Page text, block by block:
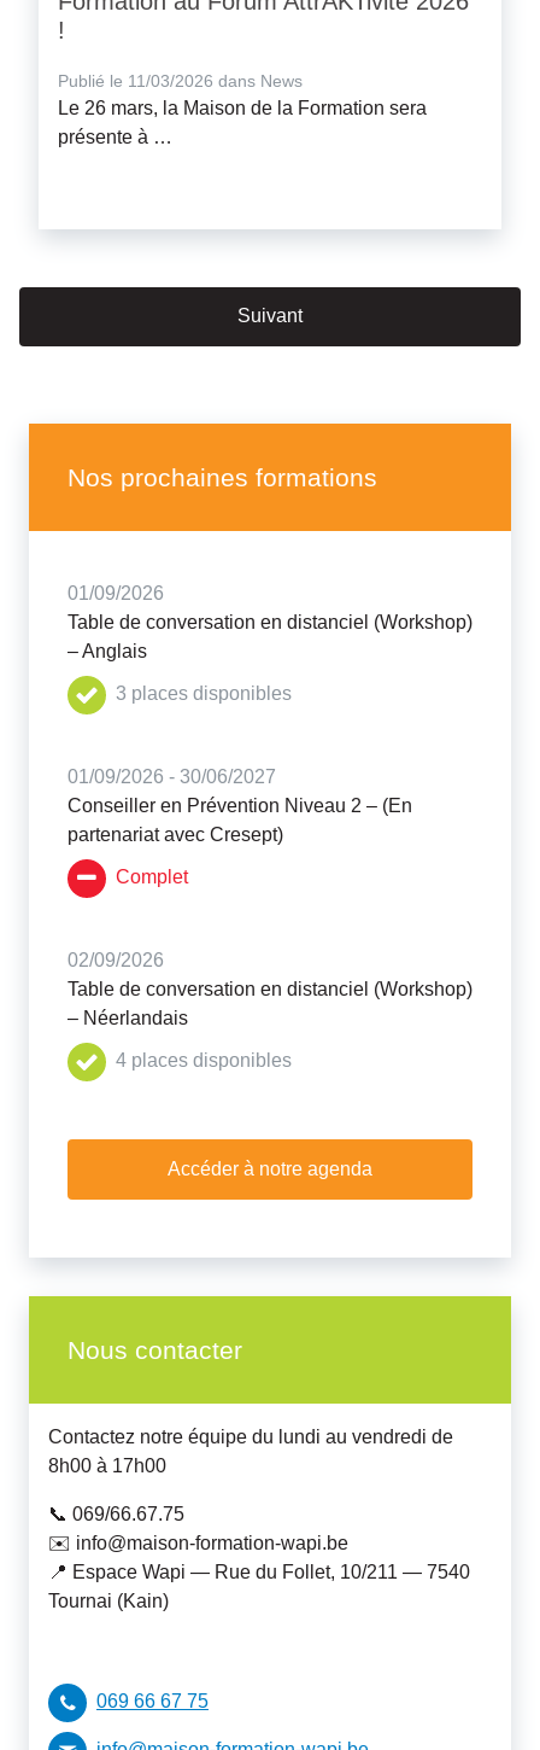
!
Publié le 11/03/2026 dans News
Le 26 mars, la Maison de la Formation sera
présente à …
Suivant
Nos prochaines formations
01/09/2026
Table de conversation en distanciel (Workshop)
– Anglais
3 places disponibles
01/09/2026 - 30/06/2027
Conseiller en Prévention Niveau 2 – (En
partenariat avec Cresept)
Complet
02/09/2026
Table de conversation en distanciel (Workshop)
– Néerlandais
4 places disponibles
Accéder à notre agenda
Nous contacter
Contactez notre équipe du lundi au vendredi de
8h00 à 17h00
📞 069/66.67.75
✉️ info@maison-formation-wapi.be
📍 Espace Wapi — Rue du Follet, 10/211 — 7540
Tournai (Kain)
069 66 67 75